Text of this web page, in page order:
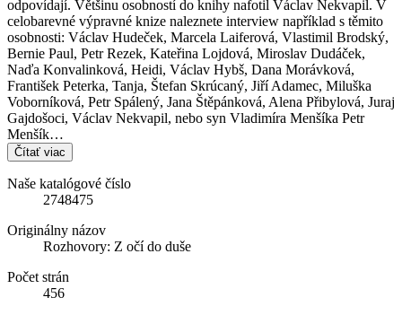
odpovídají. Většinu osobností do knihy nafotil Václav Nekvapil. V
celobarevné výpravné knize naleznete interview například s těmito
osobnosti: Václav Hudeček, Marcela Laiferová, Vlastimil Brodský,
Bernie Paul, Petr Rezek, Kateřina Lojdová, Miroslav Dudáček,
Naďa Konvalinková, Heidi, Václav Hybš, Dana Morávková,
František Peterka, Tanja, Štefan Skrúcaný, Jiří Adamec, Miluška
Voborníková, Petr Spálený, Jana Štěpánková, Alena Přibylová, Juraj
Gajdošoci, Václav Nekvapil, nebo syn Vladimíra Menšíka Petr
Menšík…
Čítať viac
Naše katalógové číslo
2748475
Originálny názov
Rozhovory: Z očí do duše
Počet strán
456